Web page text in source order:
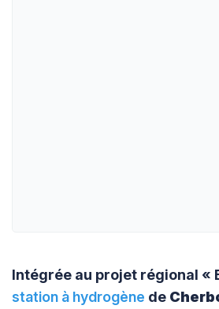
Intégrée au projet régional «
station à hydrogène de